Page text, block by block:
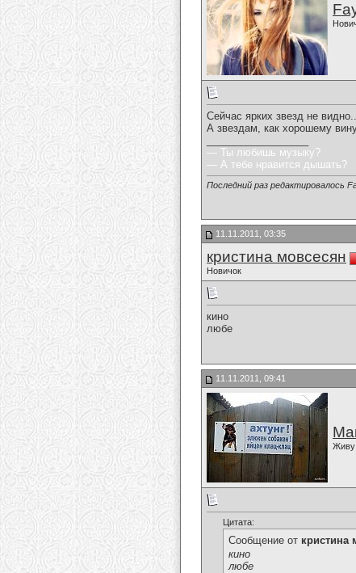
Сейчас ярких звезд не
А звездам, как хорошему
— Ты любишь музыку?
— А тебе нравится дышать?
Последний раз редактировалось
11.11.2011, 03:35
кристина мовсесян
Новичок
кино
любе
11.11.2011, 09:41
Живу
Цитата:
Сообщение от кристина
кино
любе